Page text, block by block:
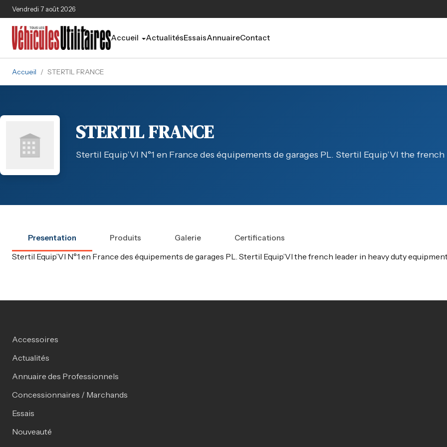
Aller au contenu principal
Vendredi 7 août 2026
Accueil ActualitésEssaisAnnuaireContact
Accueil / STERTIL FRANCE
STERTIL FRANCE
Stertil Equip’VI N°1 en France des équipements de garages PL. Stertil Equip’VI the
Presentation Produits Galerie Certifications
Stertil Equip’VI N°1 en France des équipements de garages PL. Stertil Equip’VI the french leader in heavy duty
Accessoires
Actualités
Annuaire des Professionnels
Concessionnaires / Marchands
Essais
Nouveauté